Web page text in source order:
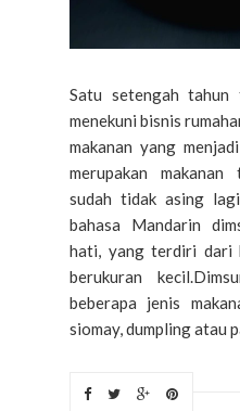
Satu setengah
menekuni bisnis
makanan yang
merupakan
sudah tidak asing
bahasa Mandarin
hati, yang terdiri dari
berukuran
beberapa jenis
siomay, dumpling atau